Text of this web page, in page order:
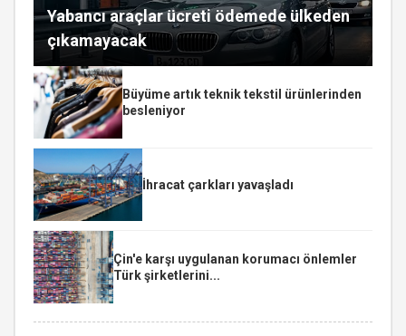
Yabancı araçlar ücreti ödemede ülkeden
çıkamayacak
Büyüme artık teknik tekstil ürünlerinden
besleniyor
İhracat çarkları yavaşladı
Çin'e karşı uygulanan korumacı önlemler
Türk şirketlerini...